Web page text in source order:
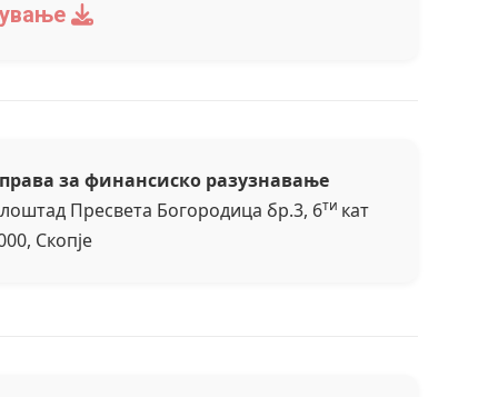
за финансиско разузнавање
Пресвета Богородица бр.3, 6ти кат
Скопје